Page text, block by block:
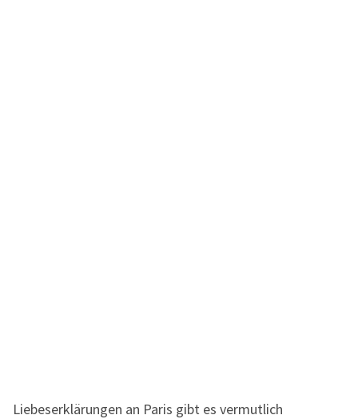
Liebeserklärungen an Paris gibt es vermutlich